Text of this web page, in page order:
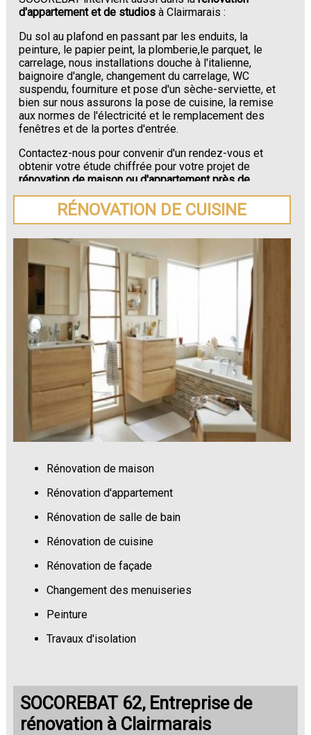
d'appartement et de studios à Clairmarais :
Du sol au plafond en passant par les enduits, la
peinture, le papier peint, la plomberie,le parquet, le
carrelage, nous installations douche à l'italienne,
baignoire d'angle, changement du carrelage, WC
suspendu, fourniture et pose d'un sèche-serviette, et
bien sur nous assurons la pose de cuisine, la remise
aux normes de l'électricité et le remplacement des
fenêtres et de la portes d'entrée.
Contactez-nous pour convenir d'un rendez-vous et
obtenir votre étude chiffrée pour votre projet de
rénovation de maison ou d'appartement près de
Clairmarais.
RÉNOVATION DE CUISINE
Rénovation de maison
Rénovation d'appartement
Rénovation de salle de bain
Rénovation de cuisine
Rénovation de façade
Changement des menuiseries
Peinture
Travaux d'isolation
SOCOREBAT 62, Entreprise de
rénovation à Clairmarais